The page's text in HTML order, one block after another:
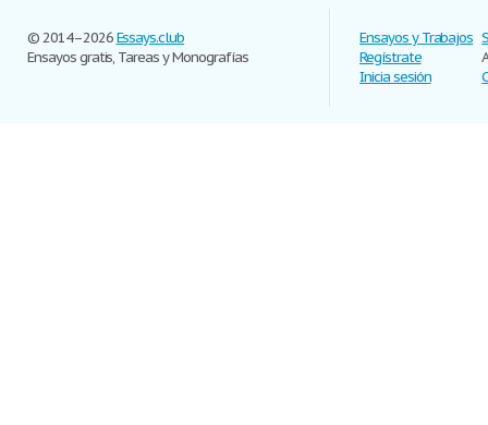
© 2014–2026Essays.club
Ensayos gratis, Tareas y Monografías
Ensayos y Trabajos
Regístrate
Inicia sesión